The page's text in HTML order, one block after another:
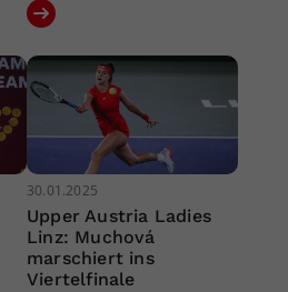
30.01.2025
Upper Austria Ladies
Linz: Muchová
marschiert ins
Viertelfinale